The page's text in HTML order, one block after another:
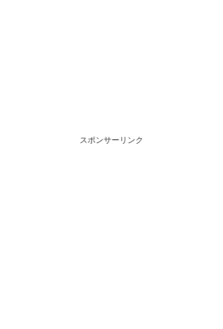
スポンサーリンク